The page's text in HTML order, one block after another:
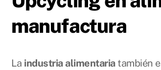
manufactura
La industria alimentariatambién